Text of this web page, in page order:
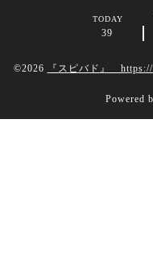
TODAY
39
©2026 『スピバド』
Powered